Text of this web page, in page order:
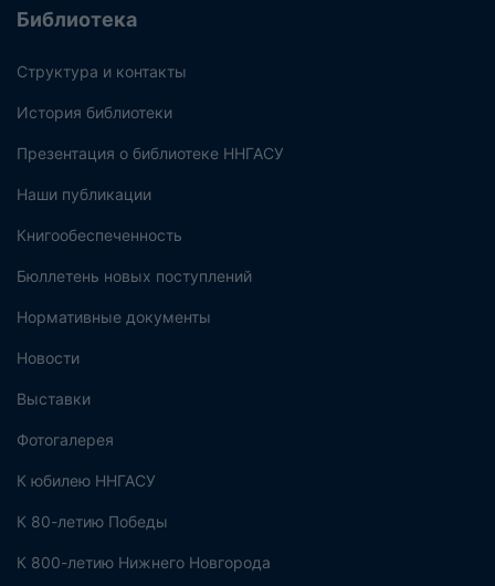
Библиотека
Структура и контакты
История библиотеки
Презентация о библиотеке ННГАСУ
Наши публикации
Книгообеспеченность
Бюллетень новых поступлений
Нормативные документы
Новости
Выставки
Фотогалерея
К юбилею ННГАСУ
К 80-летию Победы
К 800-летию Нижнего Новгорода